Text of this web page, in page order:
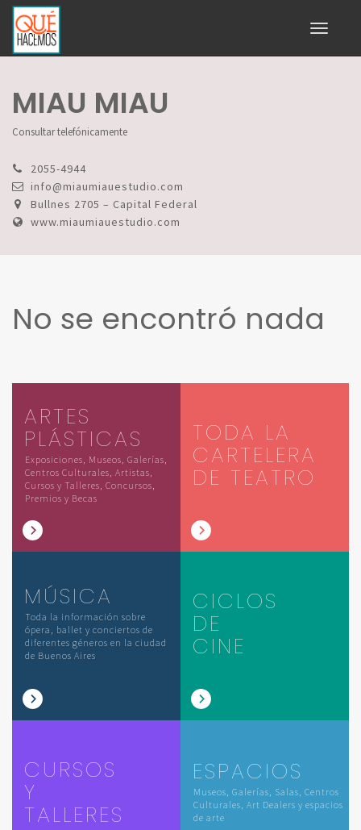
Toggle
MIAU MIAU
Consultar telefónicamente
2055-4944
info@miaumiauestudio.com
Bullnes 2705 – Capital Federal
www.miaumiauestudio.com
No se encontró nada
ARTES
PLÁSTICAS
Exposiciones, Museos, Galerías,
Centros Culturales, Artistas,
Cursos y Talleres, Concursos,
Premios y Becas
TODA LA
CARTELERA
DE TEATRO
MÚSICA
Toda la información sobre
ópera, ballet y conciertos de
diferentes géneros en la ciudad
de Buenos Aires
CICLOS
DE
CINE
CURSOS
Y
TALLERES
ESPACIOS
Museos, Galerías, Salas, Centros
Culturales, Art Dealers y espacios
de arte